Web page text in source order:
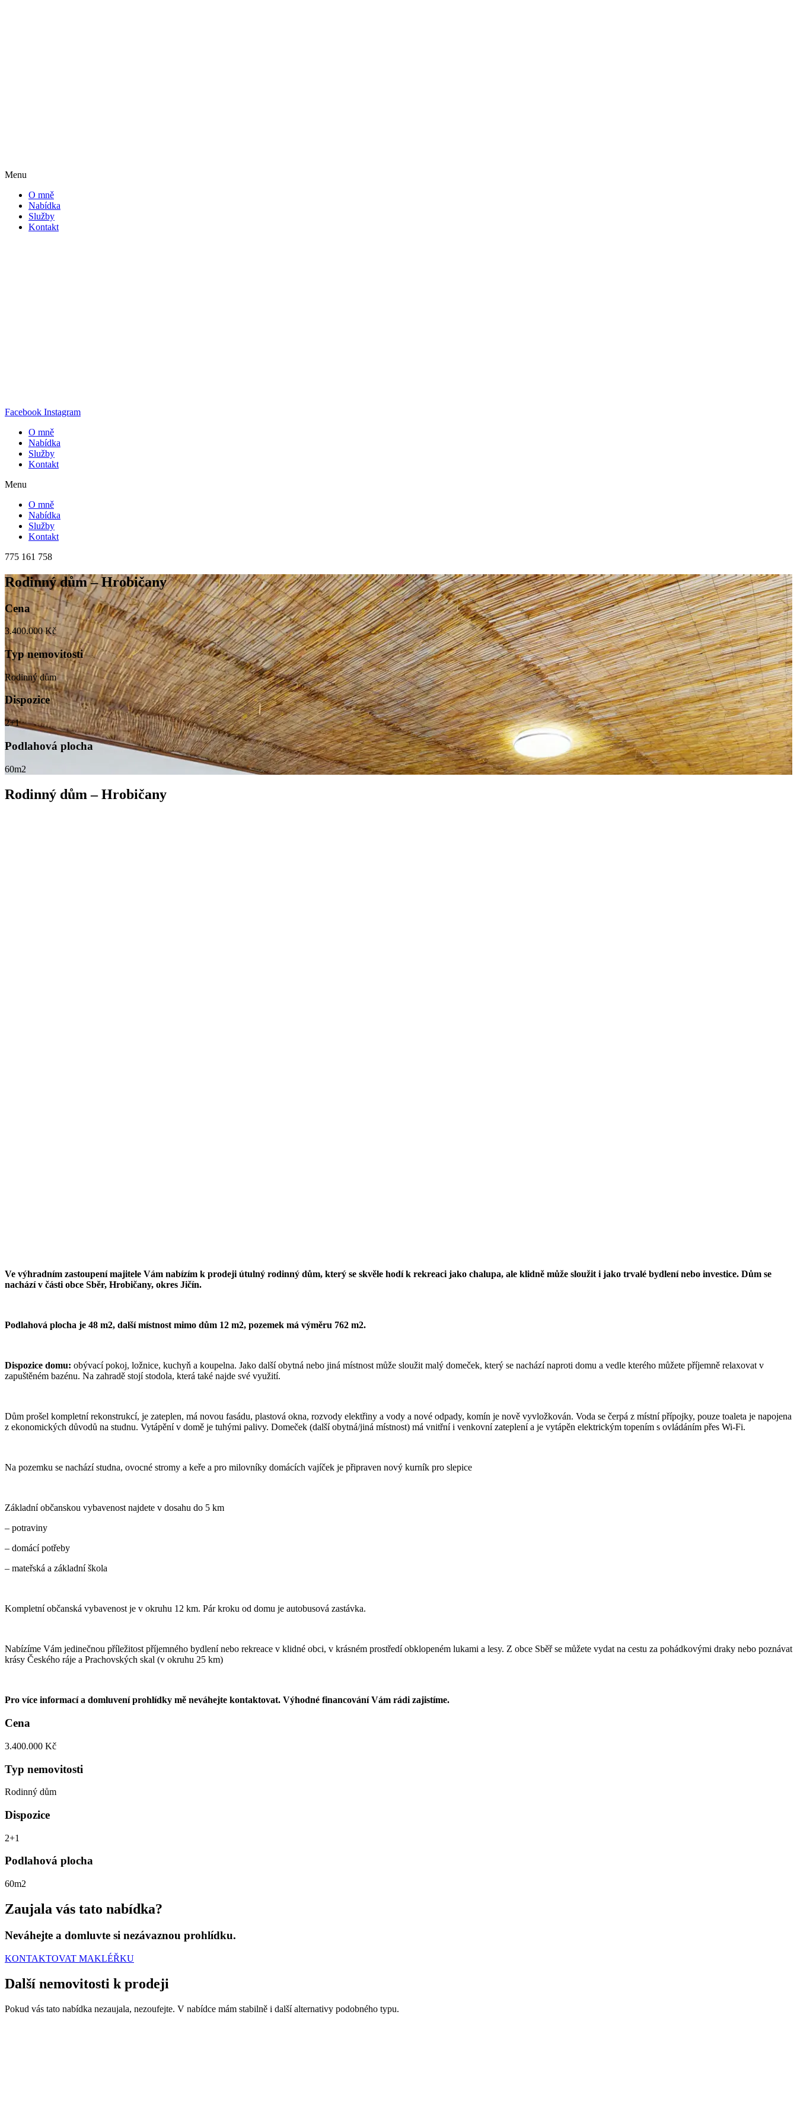
Menu
O mně
Nabídka
Služby
Kontakt
Facebook Instagram
O mně
Nabídka
Služby
Kontakt
Menu
O mně
Nabídka
Služby
Kontakt
775 161 758
Rodinný dům – Hrobičany
Cena
3.400.000 Kč
Typ nemovitosti
Rodinný dům
Dispozice
2+1
Podlahová plocha
60m2
Rodinný dům – Hrobičany
Ve výhradním zastoupení majitele Vám nabízím k prodeji útulný rodinný dům, který se skvěle hodí k rekreaci jako chalupa, ale klidně může sloužit i jako trvalé bydlení nebo investice. Dům se
nachází v části obce Sběr, Hrobičany, okres Jičín.
Podlahová plocha je 48 m2, další místnost mimo dům 12 m2, pozemek má výměru 762 m2.
Dispozice domu: obývací pokoj, ložnice, kuchyň a koupelna. Jako další obytná nebo jiná místnost může sloužit malý domeček, který se nachází naproti domu a vedle kterého můžete příjemně relaxovat v
zapuštěném bazénu. Na zahradě stojí stodola, která také najde své využití.
Dům prošel kompletní rekonstrukcí, je zateplen, má novou fasádu, plastová okna, rozvody elektřiny a vody a nové odpady, komín je nově vyvložkován. Voda se čerpá z místní přípojky, pouze toaleta je napojena
z ekonomických důvodů na studnu. Vytápění v domě je tuhými palivy. Domeček (další obytná/jiná místnost) má vnitřní i venkovní zateplení a je vytápěn elektrickým topením s ovládáním přes Wi-Fi.
Na pozemku se nachází studna, ovocné stromy a keře a pro milovníky domácích vajíček je připraven nový kurník pro slepice
Základní občanskou vybavenost najdete v dosahu do 5 km
– potraviny
– domácí potřeby
– mateřská a základní škola
Kompletní občanská vybavenost je v okruhu 12 km. Pár kroku od domu je autobusová zastávka.
Nabízíme Vám jedinečnou příležitost příjemného bydlení nebo rekreace v klidné obci, v krásném prostředí obklopeném lukami a lesy. Z obce Sběř se můžete vydat na cestu za pohádkovými draky nebo poznávat
krásy Českého ráje a Prachovských skal (v okruhu 25 km)
Pro více informací a domluvení prohlídky mě neváhejte kontaktovat. Výhodné financování Vám rádi zajistíme.
Cena
3.400.000 Kč
Typ nemovitosti
Rodinný dům
Dispozice
2+1
Podlahová plocha
60m2
Zaujala vás tato nabídka?
Neváhejte a domluvte si nezávaznou prohlídku.
KONTAKTOVAT MAKLÉŘKU
Další nemovitosti k prodeji
Pokud vás tato nabídka nezaujala, nezoufejte. V nabídce mám stabilně i další alternativy podobného typu.